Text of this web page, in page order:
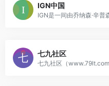
IGN中国
七九社区